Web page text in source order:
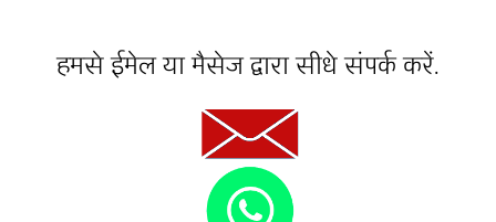
हमसे ईमेल या मैसेज द्वारा सीधे संपर्क करें.